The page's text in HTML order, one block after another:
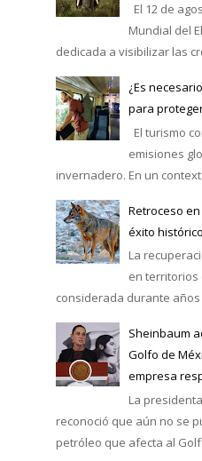
El 12 de
Mundial del
dedicada a visibilizar las
¿Es
para
El turismo
emisiones
invernadero. En un
Retroceso
éxito
La
en territorios
considerada durante años
Sheinbaum
Golfo de
empresa
La
reconoció que aún no se
petróleo que afecta al